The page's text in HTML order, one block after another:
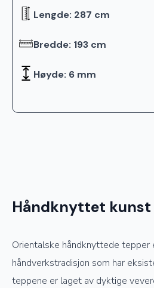
Lengde: 287 cm
Bredde: 193 cm
Høyde: 6 mm
Håndknyttet kunst
Orientalske håndknyttede tepper
håndverkstradisjon som har
teppene er laget av dyktige